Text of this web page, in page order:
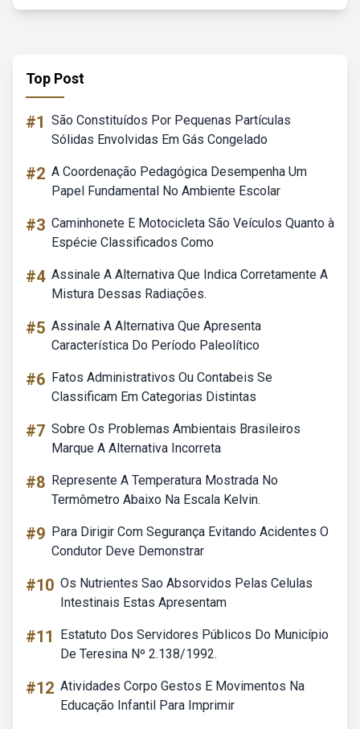
Top Post
#1 São Constituídos Por Pequenas Partículas
Sólidas Envolvidas Em Gás Congelado
#2 A Coordenação Pedagógica Desempenha Um
Papel Fundamental No Ambiente Escolar
#3 Caminhonete E Motocicleta São Veículos Quanto à
Espécie Classificados Como
#4 Assinale A Alternativa Que Indica Corretamente A
Mistura Dessas Radiações.
#5 Assinale A Alternativa Que Apresenta
Característica Do Período Paleolítico
#6 Fatos Administrativos Ou Contabeis Se
Classificam Em Categorias Distintas
#7 Sobre Os Problemas Ambientais Brasileiros
Marque A Alternativa Incorreta
#8 Represente A Temperatura Mostrada No
Termômetro Abaixo Na Escala Kelvin.
#9 Para Dirigir Com Segurança Evitando Acidentes O
Condutor Deve Demonstrar
#10 Os Nutrientes Sao Absorvidos Pelas Celulas
Intestinais Estas Apresentam
#11
Estatuto Dos Servidores Públicos Do Município
De Teresina Nº 2.138/1992.
#12 Atividades Corpo Gestos E Movimentos Na
Educação Infantil Para Imprimir